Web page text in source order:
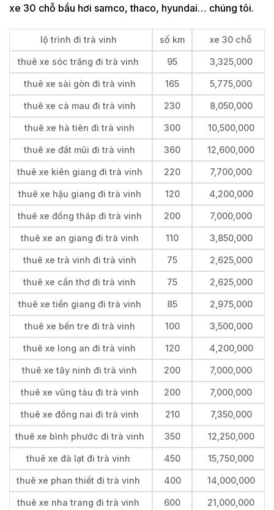
xe 30 chỗ bầu hơi samco, thaco, hyundai… chúng tôi.
lộ trình đi trà vinh số km xe 30 chỗ
thuê xe sóc trăng đi trà vinh 95 3,325,000
thuê xe sài gòn đi trà vinh 165 5,775,000
thuê xe cà mau đi trà vinh 230 8,050,000
thuê xe hà tiên đi trà vinh 300 10,500,000
thuê xe đất mũi đi trà vinh 360 12,600,000
thuê xe kiên giang đi trà vinh 220 7,700,000
thuê xe hậu giang đi trà vinh 120 4,200,000
thuê xe đồng tháp đi trà vinh 200 7,000,000
thuê xe an giang đi trà vinh 110 3,850,000
thuê xe trà vinh đi trà vinh 75 2,625,000
thuê xe cần thơ đi trà vinh 75 2,625,000
thuê xe tiền giang đi trà vinh 85 2,975,000
thuê xe bến tre đi trà vinh 100 3,500,000
thuê xe long an đi trà vinh 120 4,200,000
thuê xe tây ninh đi trà vinh 200 7,000,000
thuê xe vũng tàu đi trà vinh 200 7,000,000
thuê xe đồng nai đi trà vinh 210 7,350,000
thuê xe bình phước đi trà vinh 350 12,250,000
thuê xe đà lạt đi trà vinh 450 15,750,000
thuê xe phan thiết đi trà vinh 400 14,000,000
thuê xe nha trang đi trà vinh 600 21,000,000